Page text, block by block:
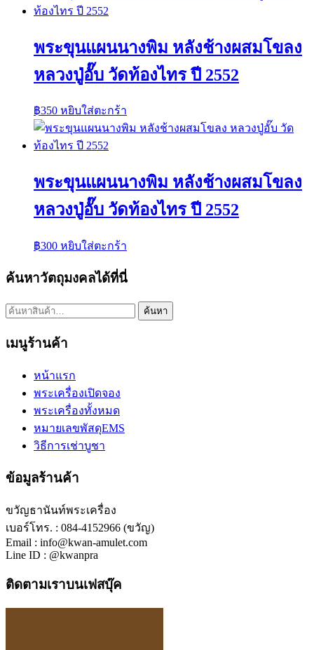
พระขุนแผนนางพิม หลังช้างผสมโขลง
หลวงปู่อั๊บ วัดท้องไทร ปี 2552
฿350 หยิบใส่ตะกร้า
พระขุนแผนนางพิม หลังช้างผสมโขลง
หลวงปู่อั๊บ วัดท้องไทร ปี 2552
฿300 หยิบใส่ตะกร้า
ค้นหาวัตถุมงคลได้ที่นี่
ค้นหา: ค้นหา
เมนูร้านค้า
หน้าแรก
พระเครื่องเปิดจอง
พระเครื่องทั้งหมด
หมายเลขพัสดุEMS
วิธีการเช่าบูชา
ข้อมูลร้านค้า
ขวัญธานันท์พระเครื่อง
เบอร์โทร. : 084-4152966 (ขวัญ)
Email : info@kwan-amulet.com
Line ID : @kwanpra
ติดตามเราบนเฟสบุ๊ค